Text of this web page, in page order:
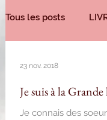
Tous les posts
Je suis à la
Je connais des
23 nov. 2018